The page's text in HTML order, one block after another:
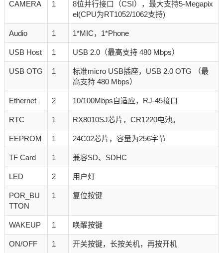
CAMERA 1
8位并行接口（CSI），最大支持5-Megapix
el(CPU为RT1052/1062支持)
Audio 1 1*MIC，1*Phone
USB Host 1 USB 2.0（最高支持 480 Mbps）
USB OTG 1
标准micro USB插座，USB 2.0 OTG （最
高支持 480 Mbps）
Ethernet 2 10/100Mbps自适应，RJ-45接口
RTC 1 RX8010SJ芯片，CR1220电池。
EEPROM 1 24C02芯片，容量为256字节
TF Card 1 兼容SD、SDHC
LED 2 用户灯
POR_BU
TTON
1 复位按键
WAKEUP 1 唤醒按键
ON/OFF 1 开关按键，长按关机，再按开机